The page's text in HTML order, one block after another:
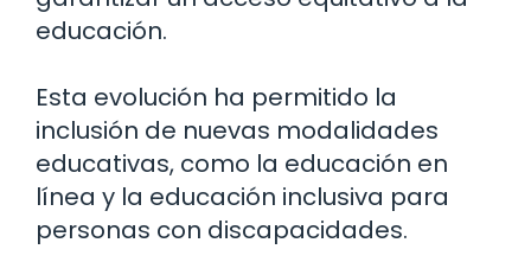
educación.
Esta evolución ha permitido la
inclusión de nuevas modalidades
educativas, como la educación en
línea y la educación inclusiva para
personas con discapacidades.